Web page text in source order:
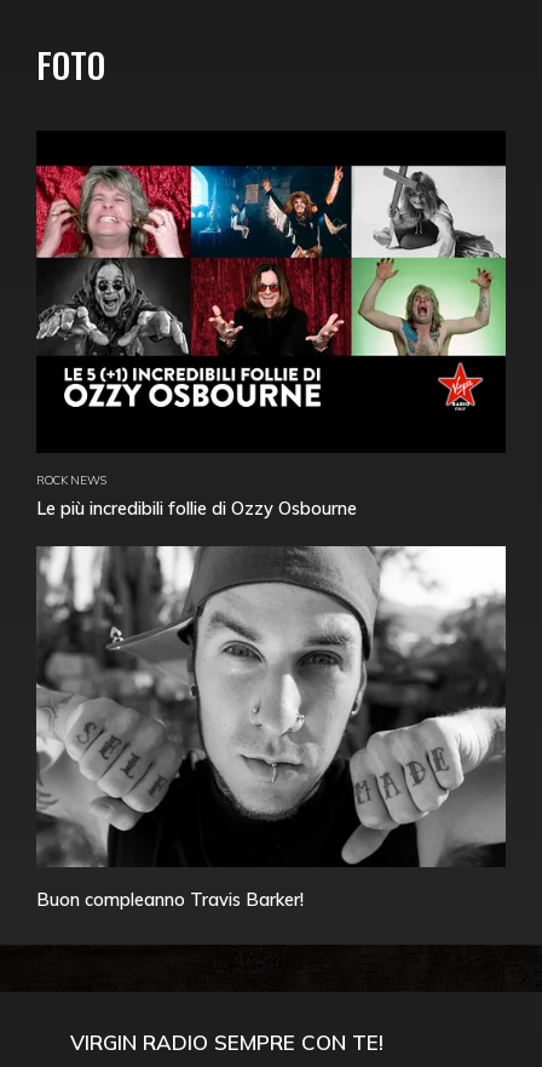
FOTO
ROCK NEWS
Le più incredibili follie di Ozzy Osbourne
Buon compleanno Travis Barker!
VIRGIN RADIO SEMPRE CON TE!